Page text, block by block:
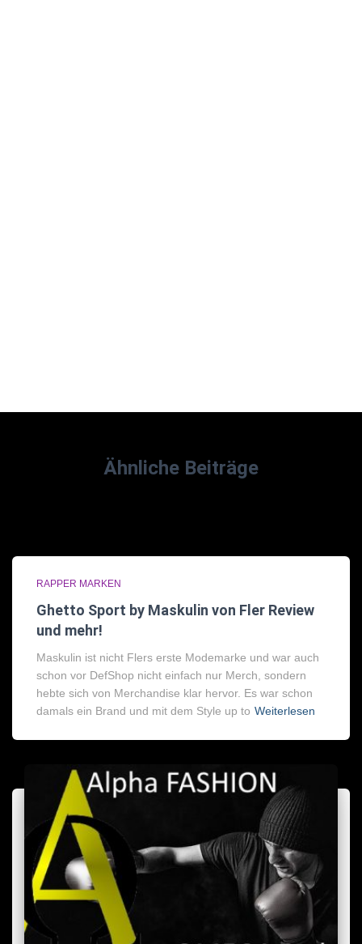
Ähnliche Beiträge
RAPPER MARKEN
Ghetto Sport by Maskulin von Fler Review
und mehr!
Maskulin ist nicht Flers erste Modemarke und war auch
schon vor DefShop nicht einfach nur Merch, sondern
hebte sich von Merchandise klar hervor. Es war schon
damals ein Brand und mit dem Style up to Weiterlesen